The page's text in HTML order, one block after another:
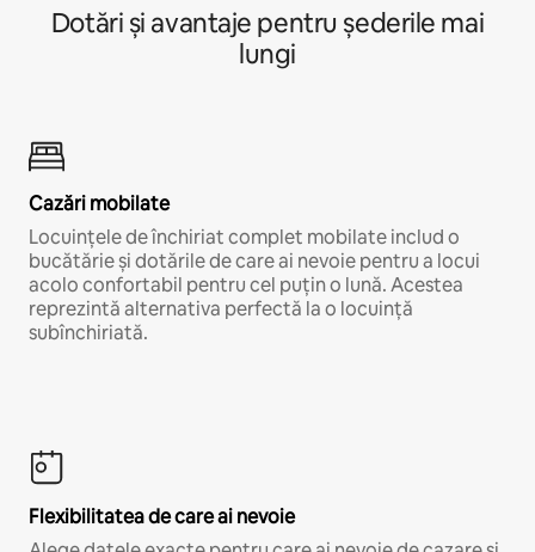
Dotări și avantaje pentru șederile mai
lungi
Cazări mobilate
Locuințele de închiriat complet mobilate includ o
bucătărie și dotările de care ai nevoie pentru a locui
acolo confortabil pentru cel puțin o lună. Acestea
reprezintă alternativa perfectă la o locuință
subînchiriată.
Flexibilitatea de care ai nevoie